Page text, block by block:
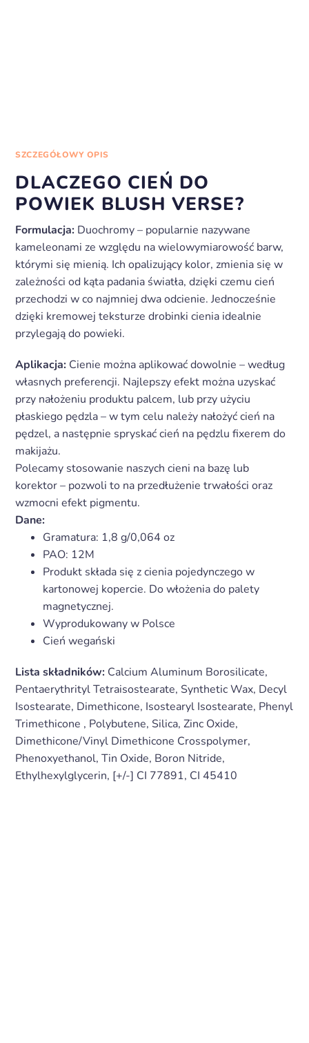
SZCZEGÓŁOWY OPIS
DLACZEGO CIEŃ DO
POWIEK BLUSH VERSE?
Formulacja: Duochromy – popularnie nazywane
kameleonami ze względu na wielowymiarowość barw,
którymi się mienią. Ich opalizujący kolor, zmienia się w
zależności od kąta padania światła, dzięki czemu cień
przechodzi w co najmniej dwa odcienie. Jednocześnie
dzięki kremowej teksturze drobinki cienia idealnie
przylegają do powieki.
Aplikacja: Cienie można aplikować dowolnie – według
własnych preferencji. Najlepszy efekt można uzyskać
przy nałożeniu produktu palcem, lub przy użyciu
płaskiego pędzla – w tym celu należy nałożyć cień na
pędzel, a następnie spryskać cień na pędzlu fixerem do
makijażu.
Polecamy stosowanie naszych cieni na bazę lub
korektor – pozwoli to na przedłużenie trwałości oraz
wzmocni efekt pigmentu.
Dane:
Gramatura: 1,8 g/0,064 oz
PAO: 12M
Produkt składa się z cienia pojedynczego w
kartonowej kopercie. Do włożenia do palety
magnetycznej.
Wyprodukowany w Polsce
Cień wegański
Lista składników: Calcium Aluminum Borosilicate,
Pentaerythrityl Tetraisostearate, Synthetic Wax, Decyl
Isostearate, Dimethicone, Isostearyl Isostearate, Phenyl
Trimethicone , Polybutene, Silica, Zinc Oxide,
Dimethicone/Vinyl Dimethicone Crosspolymer,
Phenoxyethanol, Tin Oxide, Boron Nitride,
Ethylhexylglycerin, [+/-] CI 77891, CI 45410